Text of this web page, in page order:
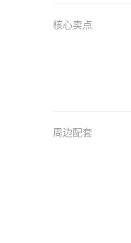
核心卖点
周边配套